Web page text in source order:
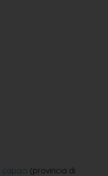
capaci (provincia di